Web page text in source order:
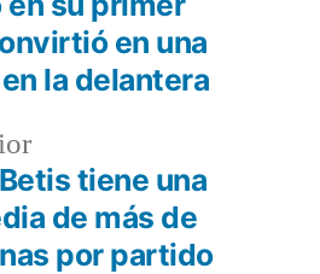
Entrada
anterior:
tiene una
de más de
por partido
en una
la delantera